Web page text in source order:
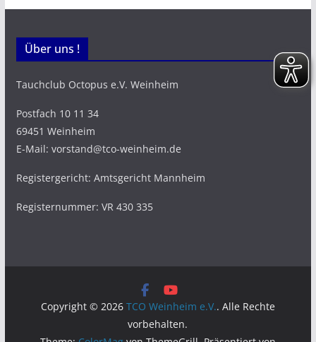
Über uns !
Tauchclub Octopus e.V. Weinheim
Postfach 10 11 34
69451 Weinheim
E-Mail: vorstand@tco-weinheim.de
Registergericht: Amtsgericht Mannheim
Registernummer: VR 430 335
Copyright © 2026 TCO Weinheim e.V.. Alle Rechte
vorbehalten.